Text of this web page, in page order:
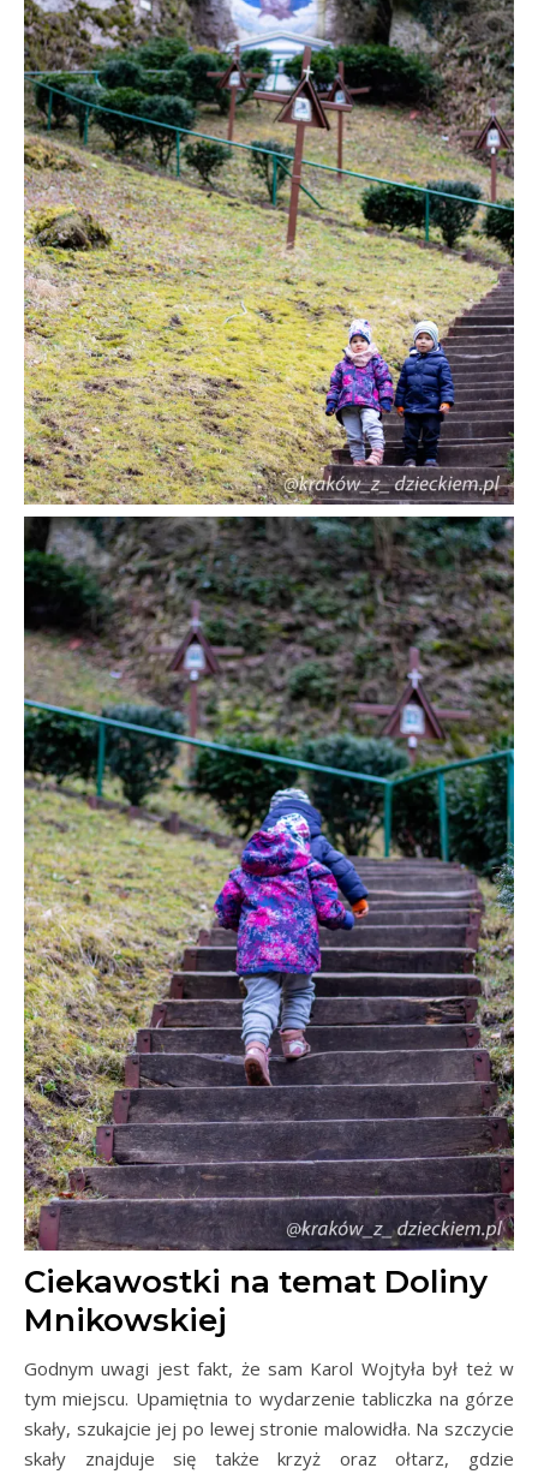
Ciekawostki na temat Doliny
Mnikowskiej
Godnym uwagi jest fakt, że sam Karol Wojtyła był też w
tym miejscu. Upamiętnia to wydarzenie tabliczka na górze
skały, szukajcie jej po lewej stronie malowidła. Na szczycie
skały znajduje się także krzyż oraz ołtarz, gdzie